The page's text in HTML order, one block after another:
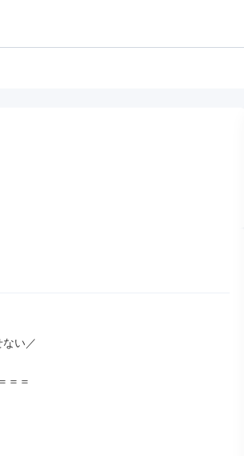
い／
＝＝